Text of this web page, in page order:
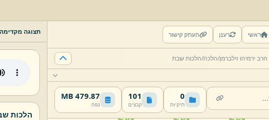
ראשי רענן העתק קישור
הלכה/הלכות שבת
0
תיקיות
101
קבצים
479.87 MB
נפח
mp3
17/06/2026 00:11
mp3
17/06/2026 00:11
17/06/2026 00:11
תצוגה מקדימה
הלכות